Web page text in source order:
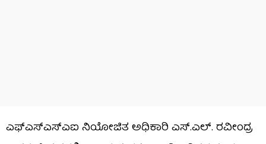
ಎಫ್‌ಎಸ್‌ಎಸ್‌ಎಐ ನಿಯೋಜಿತ ಅಧಿಕಾರಿ ಎಸ್‌.ಎಲ್. ರವೀಂದ್ರ